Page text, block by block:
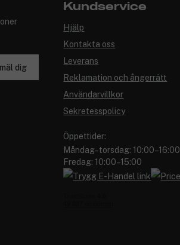
dig
Kundservice
Hjälp
Kontakta oss
Leverans
Reklamation och ångerrätt
Användarvillkor
Sekretesspolicy
Öppettider:
Måndag–torsdag: 10:00–16:00
Fredag: 10:00–15:00